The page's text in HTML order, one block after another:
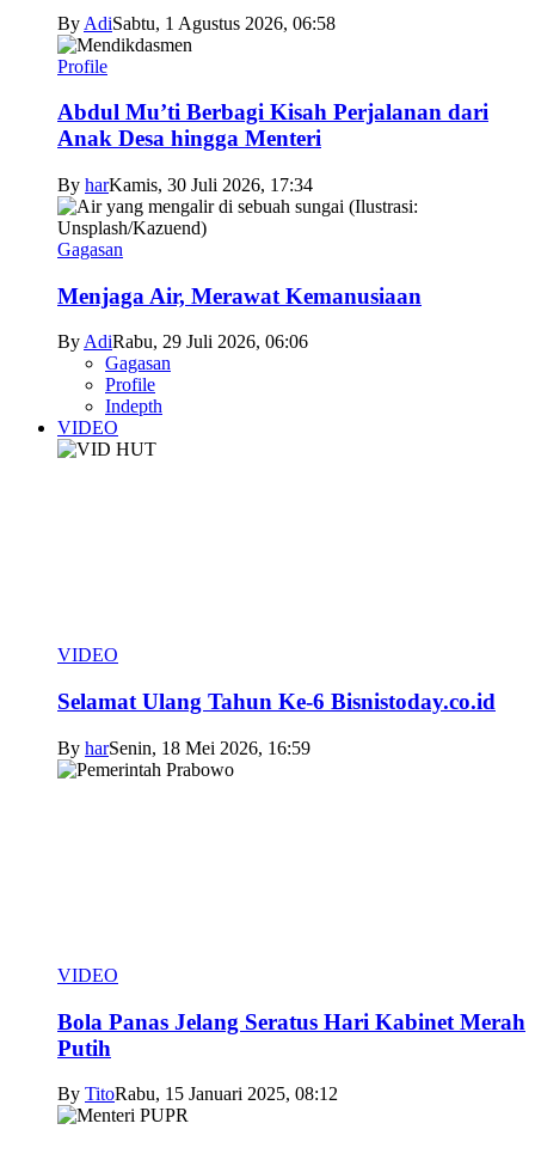
By AdiSabtu, 1 Agustus 2026, 06:58
Profile
Abdul Mu’ti Berbagi Kisah Perjalanan dari
Anak Desa hingga Menteri
By harKamis, 30 Juli 2026, 17:34
Gagasan
Menjaga Air, Merawat Kemanusiaan
ByAdiRabu, 29 Juli 2026, 06:06
Gagasan
Profile
Indepth
VIDEO
VIDEO
Selamat Ulang Tahun Ke-6 Bisnistoday.co.id
By harSenin, 18 Mei 2026, 16:59
VIDEO
Bola Panas Jelang Seratus Hari Kabinet Merah
Putih
By TitoRabu, 15 Januari 2025, 08:12